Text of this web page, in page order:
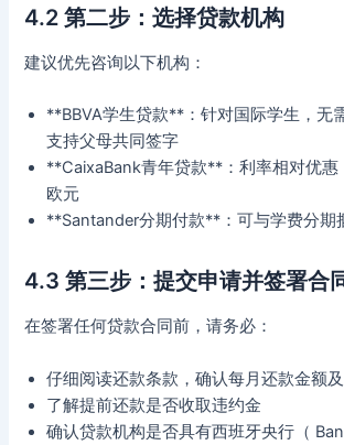
4.2 第二步：选择贷款机构
建议优先咨询以下机构：
**BBVA学生贷款**：针对国际学生，无
支持父母共同签字
**CaixaBank青年贷款**：利率相对优
欧元
**Santander分期付款**：可与学费分期
4.3 第三步：提交申请并签署合
在签署任何贷款合同前，请务必：
仔细阅读还款条款，确认每月还款金额
了解提前还款是否收取违约金
确认贷款机构是否具有西班牙央行（